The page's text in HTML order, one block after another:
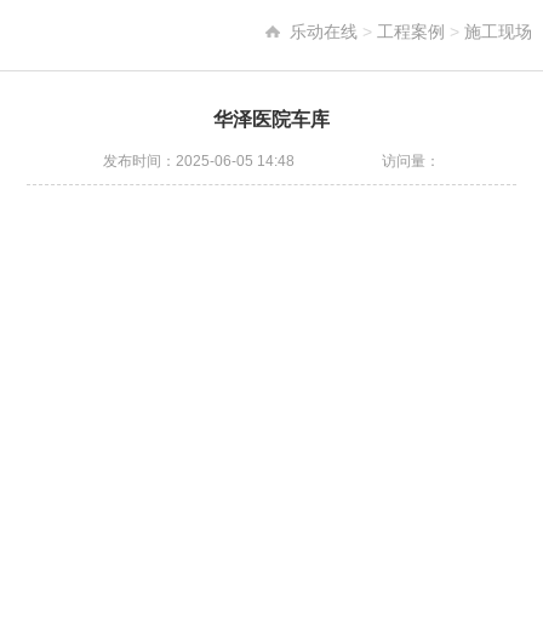
乐动在线 > 工程案例 >施工现场
华泽医院车库
发布时间：2025-06-05 14:48 访问量：